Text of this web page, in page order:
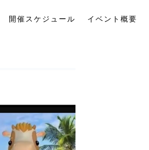
開催スケジュール イベント概要